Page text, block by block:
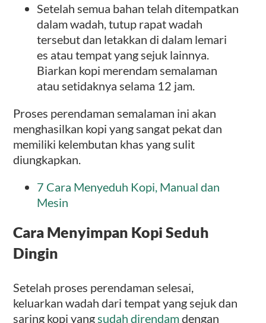
Setelah semua bahan telah ditempatkan
dalam wadah, tutup rapat wadah
tersebut dan letakkan di dalam lemari
es atau tempat yang sejuk lainnya.
Biarkan kopi merendam semalaman
atau setidaknya selama 12 jam.
Proses perendaman semalaman ini akan
menghasilkan kopi yang sangat pekat dan
memiliki kelembutan khas yang sulit
diungkapkan.
7 Cara Menyeduh Kopi, Manual dan
Mesin
Cara Menyimpan Kopi Seduh
Dingin
Setelah proses perendaman selesai,
keluarkan wadah dari tempat yang sejuk dan
saring kopi yangsudah direndamdengan